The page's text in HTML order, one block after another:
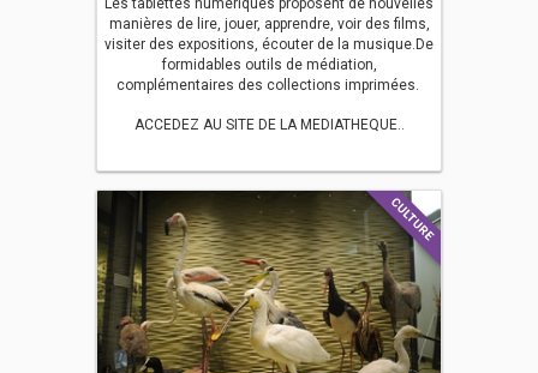
Les tablettes numériques proposent de nouvelles
manières de lire, jouer, apprendre, voir des films,
visiter des expositions, écouter de la musique.De
formidables outils de médiation,
complémentaires des collections imprimées.
ACCEDEZ AU SITE DE LA MEDIATHEQUE..
CULTURE